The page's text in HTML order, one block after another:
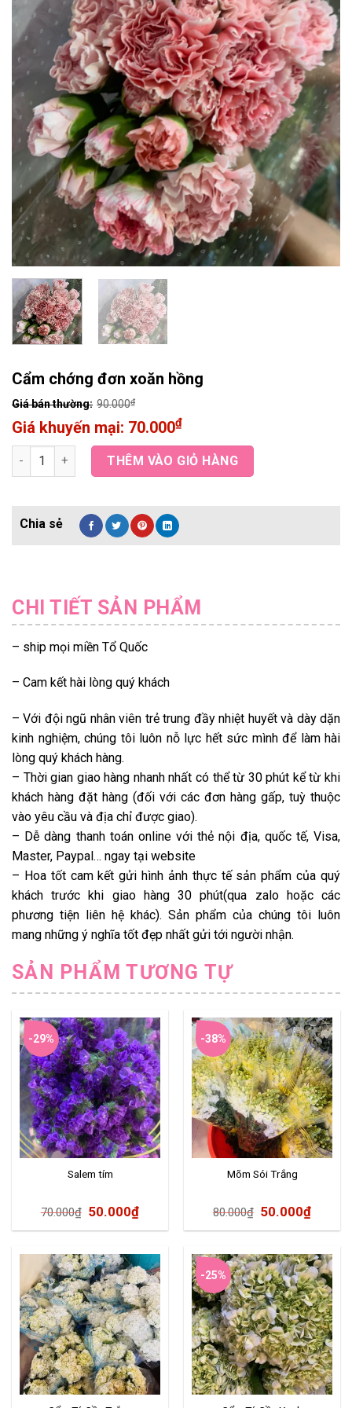
Cẩm chớng đơn xoăn hồng
90.000₫
70.000₫
Cẩm chớng đơn xoăn hồng quantity
THÊM VÀO GIỎ HÀNG
CHI TIẾT SẢN PHẨM
– ship mọi miền Tổ Quốc
– Cam kết hài lòng quý khách
– Với đội ngũ nhân viên trẻ trung đầy nhiệt huyết và dày dặn
kinh nghiệm, chúng tôi luôn nỗ lực hết sức mình để làm hài
lòng quý khách hàng.
– Thời gian giao hàng nhanh nhất có thể từ 30 phút kể từ khi
khách hàng đặt hàng (đối với các đơn hàng gấp, tuỳ thuộc
vào yêu cầu và địa chỉ được giao).
– Dễ dàng thanh toán online với thẻ nội địa, quốc tế, Visa,
Master, Paypal… ngay tại website
– Hoa tốt cam kết gửi hình ảnh thực tế sản phẩm của quý
khách trước khi giao hàng 30 phút(qua zalo hoặc các
phương tiện liên hệ khác). Sản phẩm của chúng tôi luôn
mang những ý nghĩa tốt đẹp nhất gửi tới người nhận.
SẢN PHẨM TƯƠNG TỰ
-29%
Salem tím
70.000₫ 50.000₫
-38%
Mõm Sói Trắng
80.000₫ 50.000₫
-25%